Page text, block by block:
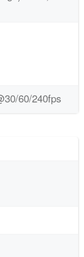
60/240fps